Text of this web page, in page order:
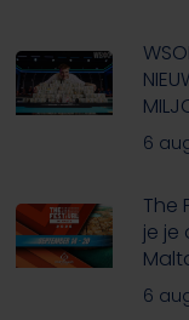
6
The
je je
6